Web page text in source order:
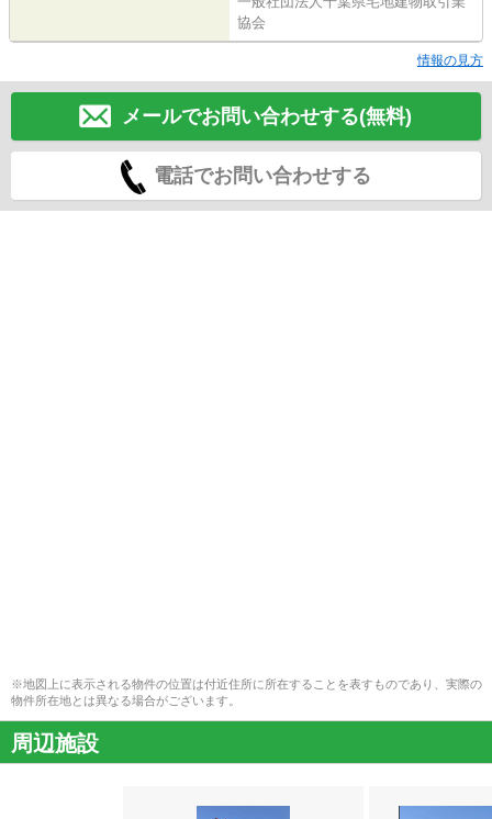
協会
情報の見方
メールでお問い合わせする(無料)
電話でお問い合わせする
※地図上に表示される物件の位置は付近住所に所在することを表すものであり、実際の
物件所在地とは異なる場合がございます。
周辺施設